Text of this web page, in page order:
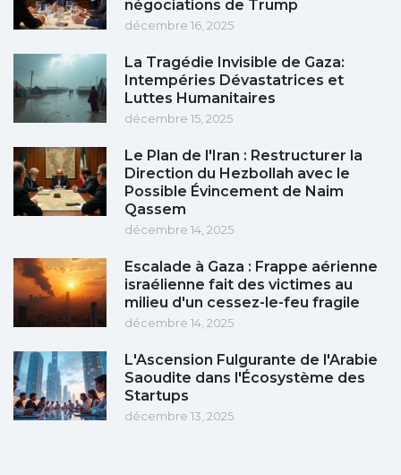
négociations de Trump
décembre 16, 2025
La Tragédie Invisible de Gaza:
Intempéries Dévastatrices et
Luttes Humanitaires
décembre 15, 2025
Le Plan de l'Iran : Restructurer la
Direction du Hezbollah avec le
Possible Évincement de Naim
Qassem
décembre 14, 2025
Escalade à Gaza : Frappe aérienne
israélienne fait des victimes au
milieu d'un cessez-le-feu fragile
décembre 14, 2025
L'Ascension Fulgurante de l'Arabie
Saoudite dans l'Écosystème des
Startups
décembre 13, 2025